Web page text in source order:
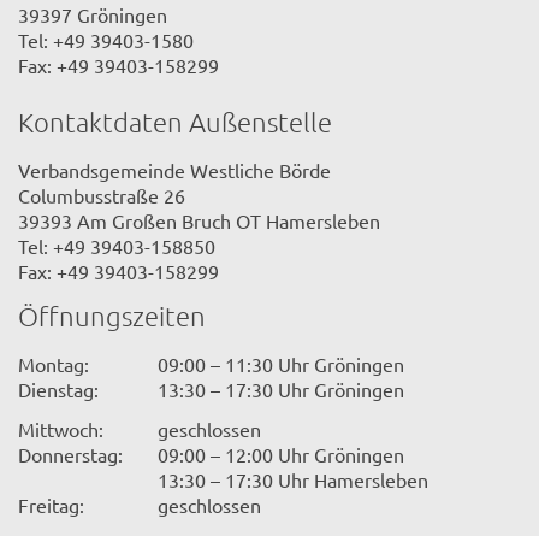
39397 Gröningen
Tel: +49 39403-1580
Fax: +49 39403-158299
Kontaktdaten Außenstelle
Verbandsgemeinde Westliche Börde
Columbusstraße 26
39393 Am Großen Bruch OT Hamersleben
Tel: +49 39403-158850
Fax: +49 39403-158299
Öffnungszeiten
Montag:
09:00 – 11:30 Uhr Gröningen
Dienstag:
13:30 – 17:30 Uhr Gröningen
Mittwoch:
geschlossen
Donnerstag:
09:00 – 12:00 Uhr Gröningen
13:30 – 17:30 Uhr Hamersleben
Freitag:
geschlossen